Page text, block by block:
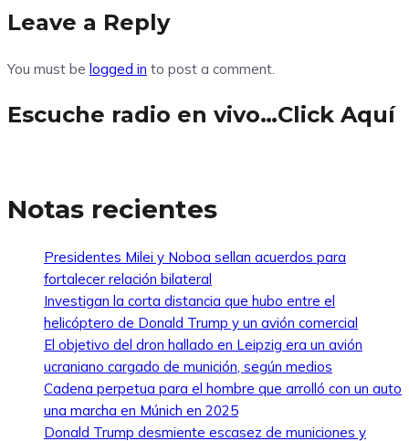
Leave a Reply
You must be logged in to post a comment.
Escuche radio en vivo…Click Aquí
Notas recientes
Presidentes Milei y Noboa sellan acuerdos para
fortalecer relación bilateral
Investigan la corta distancia que hubo entre el
helicóptero de Donald Trump y un avión comercial
El objetivo del dron hallado en Leipzig era un avión
ucraniano cargado de munición, según medios
Cadena perpetua para el hombre que arrolló con un auto
una marcha en Múnich en 2025
Donald Trump desmiente escasez de municiones y